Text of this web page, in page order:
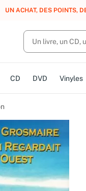
UN ACHAT, DES POINTS,
CD DVD Vinyles